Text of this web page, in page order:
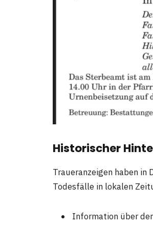
Historischer
Traueranzeigen haben
Todesfälle in lokalen
Information über